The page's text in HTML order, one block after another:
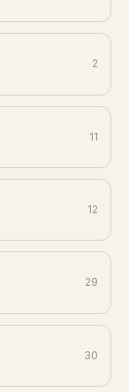
2
11
12
29
30